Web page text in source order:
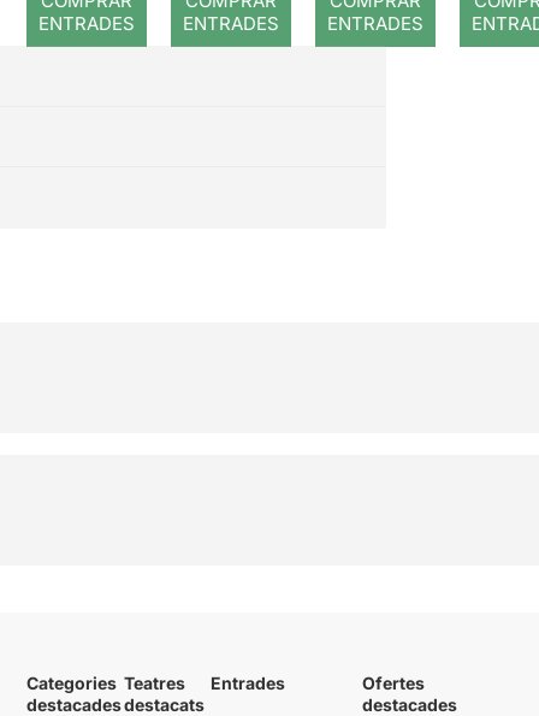
ENTRADES
ENTRADES
ENTRADES
Categories
destacades
Teatres
destacats
Entrades
Ofertes
destacades